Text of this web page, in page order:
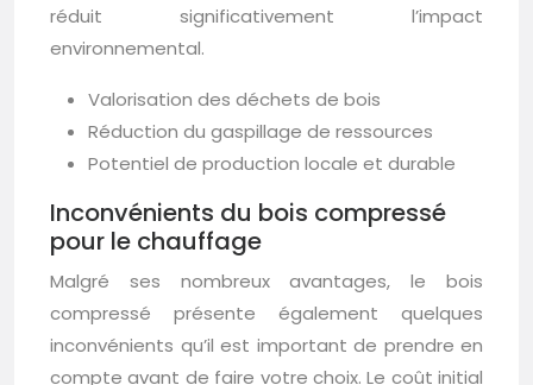
réduit significativement l’impact
environnemental.
Valorisation des déchets de bois
Réduction du gaspillage de ressources
Potentiel de production locale et durable
Inconvénients du bois compressé
pour le chauffage
Malgré ses nombreux avantages, le bois
compressé présente également quelques
inconvénients qu’il est important de prendre en
compte avant de faire votre choix. Le coût initial